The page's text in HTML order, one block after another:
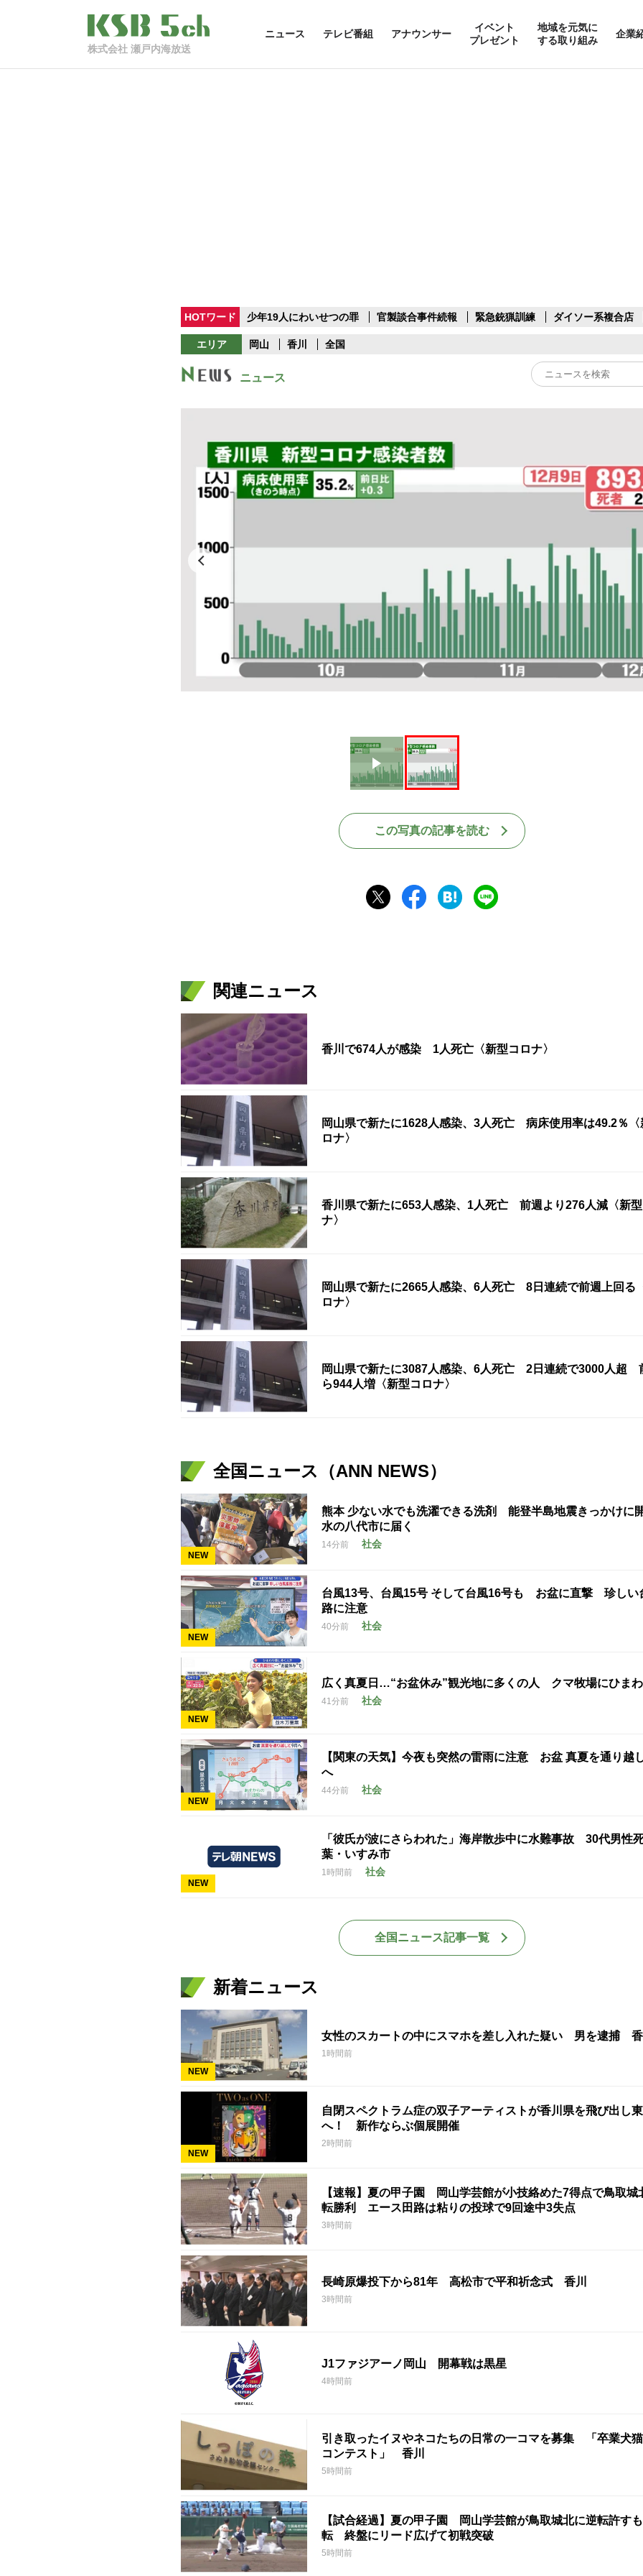
株式会社 瀬戸内海放送
ニュース テレビ番組 アナウンサー
イベント
プレゼント
地域を元気に
する取り組み
企業
HOTワード 少年19人にわいせつの罪 官製談合事件続報 緊急銃猟訓練 ダイソー系複合店
エリア 岡山 香川 全国
ニュース
この写真の記事を読む
関連ニュース
香川で674人が感染 1人死亡〈新型コロナ〉
岡山県で新たに1628人感染、3人死亡 病床使用率は49.2％〈
ロナ〉
香川県で新たに653人感染、1人死亡 前週より276人減〈新型
ナ〉
岡山県で新たに2665人感染、6人死亡 8日連続で前週上回る
ロナ〉
岡山県で新たに3087人感染、6人死亡 2日連続で3000人超
ら944人増〈新型コロナ〉
全国ニュース（ANN NEWS）
NEW
熊本 少ない水でも洗濯できる洗剤 能登半島地震きっかけ
水の八代市に届く
14分前 社会
NEW
台風13号、台風15号 そして台風16号も お盆に直撃 珍しい
路に注意
40分前 社会
NEW
広く真夏日…“お盆休み”観光地に多くの人 クマ牧場にひま
41分前 社会
NEW
【関東の天気】今夜も突然の雷雨に注意 お盆 真夏を通り越
へ
44分前 社会
NEW
「彼氏が波にさらわれた」海岸散歩中に水難事故 30代男性
葉・いすみ市
1時間前 社会
全国ニュース記事一覧
新着ニュース
NEW
女性のスカートの中にスマホを差し入れた疑い 男を逮捕 香
1時間前
NEW
自閉スペクトラム症の双子アーティストが香川県を飛び出し
へ！ 新作ならぶ個展開催
2時間前
【速報】夏の甲子園 岡山学芸館が小技絡めた7得点で鳥取城
転勝利 エース田路は粘りの投球で9回途中3失点
3時間前
長崎原爆投下から81年 高松市で平和祈念式 香川
3時間前
J1ファジアーノ岡山 開幕戦は黒星
4時間前
引き取ったイヌやネコたちの日常の一コマを募集 「卒業犬猫
コンテスト」 香川
5時間前
【試合経過】夏の甲子園 岡山学芸館が鳥取城北に逆転許す
転 終盤にリード広げて初戦突破
5時間前